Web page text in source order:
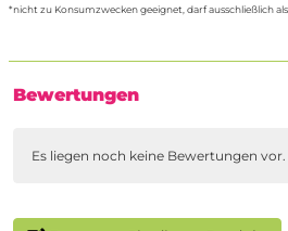
*nicht zu Konsumzwecken geeignet, darf ausschließlich
Bewertungen
Es liegen noch keine Bewertungen vor.